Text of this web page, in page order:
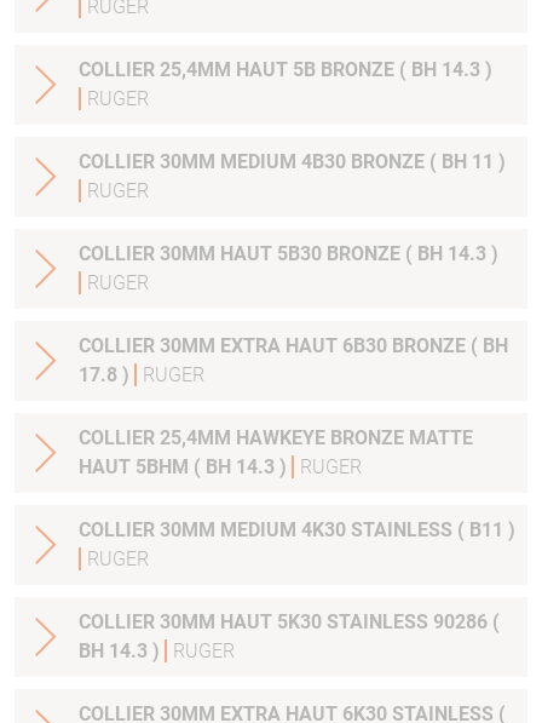
RUGER
COLLIER 25,4MM HAUT 5B BRONZE ( BH 14.3 )
RUGER
COLLIER 30MM MEDIUM 4B30 BRONZE ( BH 11 )
RUGER
COLLIER 30MM HAUT 5B30 BRONZE ( BH 14.3 )
RUGER
COLLIER 30MM EXTRA HAUT 6B30 BRONZE ( BH
17.8 )
RUGER
COLLIER 25,4MM HAWKEYE BRONZE MATTE
HAUT 5BHM ( BH 14.3 )
RUGER
COLLIER 30MM MEDIUM 4K30 STAINLESS ( B11 )
RUGER
COLLIER 30MM HAUT 5K30 STAINLESS 90286 (
BH 14.3 )
RUGER
COLLIER 30MM EXTRA HAUT 6K30 STAINLESS (